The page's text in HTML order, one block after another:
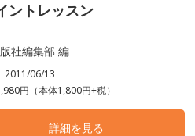
ントレッスン
社編集部 編
2011/06/13
円（本体1,800円+税）
詳細を見る